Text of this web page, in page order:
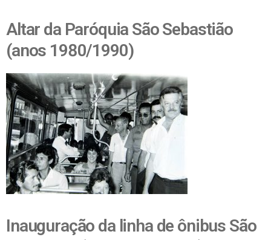
Altar da Paróquia São Sebastião
(anos 1980/1990)
Inauguração da linha de ônibus São